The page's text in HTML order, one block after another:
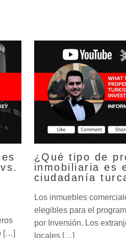
[…]
¿Qué tipo de
inmobiliaria es
ciudadanía
Los inmuebles
elegibles para el
por Inversión. Los
locales […]